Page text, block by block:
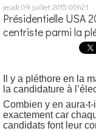
jeudi 09 juillet 2015 00h21
Présidentielle USA
centriste parmi la
Il y a pléthore en la
la candidature à
Combien y en aura-
exactement car
candidats font leur